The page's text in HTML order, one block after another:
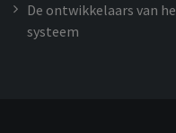
De ontwikkelaars van
systeem